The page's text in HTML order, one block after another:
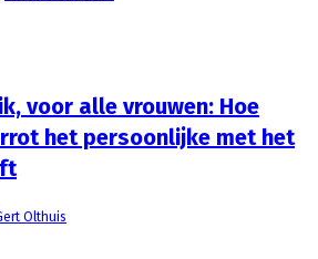
voor alle vrouwen: Hoe
het persoonlijke met het
Olthuis